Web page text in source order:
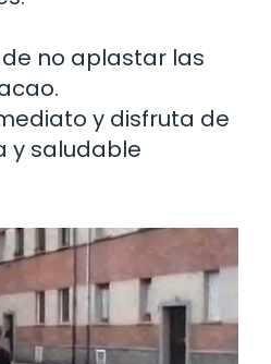
no aplastar las
y disfruta de
y saludable